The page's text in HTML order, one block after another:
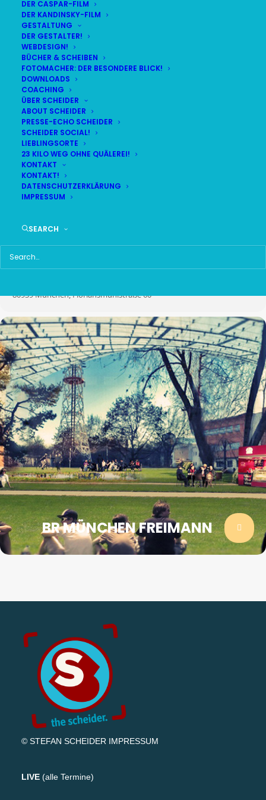
DER CASPAR-FILM
DER KANDINSKY-FILM
GESTALTUNG
DER GESTALTER!
WEBDESIGN!
BÜCHER & SCHEIBEN
FOTOMACHER: DER BESONDERE BLICK!
DOWNLOADS
COACHING
ÜBER SCHEIDER
ABOUT SCHEIDER
PRESSE-ECHO SCHEIDER
SCHEIDER SOCIAL!
LIEBLINGSORTE
23 KILO WEG OHNE QUÄLEREI!
KONTAKT
KONTAKT!
DATENSCHUTZERKLÄRUNG
IMPRESSUM
SEARCH
Time
LOCATION
80939 München, Floriansmühlstraße 60
BR MÜNCHEN FREIMANN
© STEFAN SCHEIDER IMPRESSUM
LIVE (alle Termine)